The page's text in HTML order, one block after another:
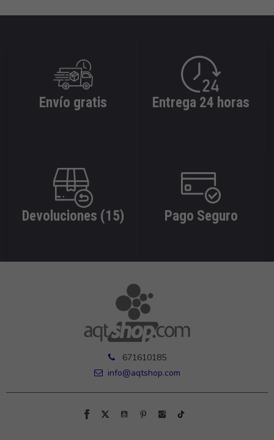
Envío gratis Entrega 24 horas
Devoluciones (15) Pago Seguro
671610185
info@aqtshop.com